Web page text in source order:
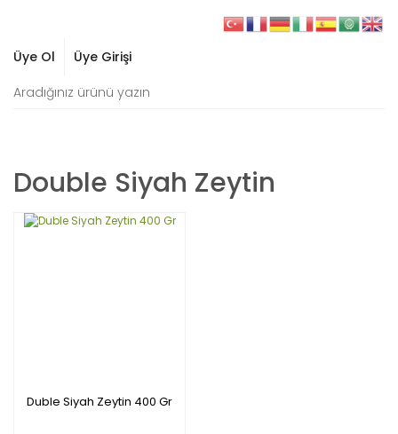
Üye Ol Üye Girişi
Double Siyah Zeytin
Duble Siyah Zeytin 400 Gr